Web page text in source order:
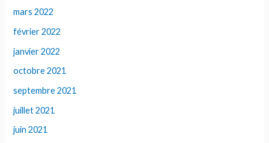
mars 2022
février 2022
janvier 2022
octobre 2021
septembre 2021
juillet 2021
juin 2021